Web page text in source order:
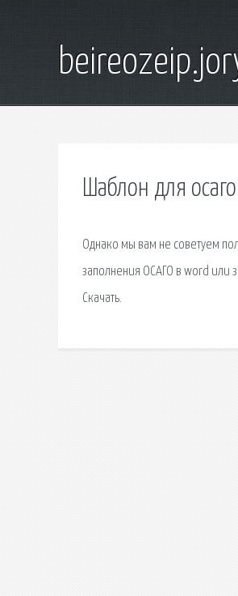
Шаблон для
Однако мы вам не советуем
заполнения ОСАГО в word или
Скачать.